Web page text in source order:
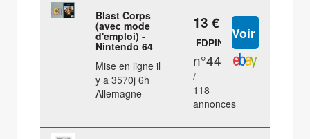
Blast Corps
(avec mode
d'emploi) -
Nintendo 64
Mise en ligne il
y a 3570j 6h
Allemagne
13 €
FDPIN
n°44
/
118
annonces